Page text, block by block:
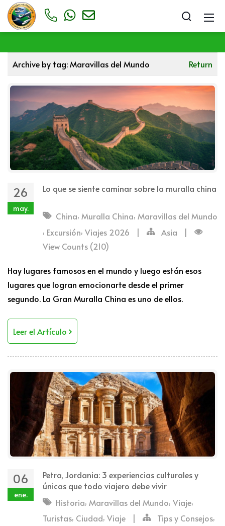
Archive by tag:Maravillas del Mundo Return
26
may.
Lo que se siente caminar sobre la muralla china
China, Muralla China, Maravillas del Mundo
, Excursión, Viajes 2026 | Asia
|
View Counts (210)
Hay lugares famosos en el mundo y luego están esos
lugares que logran emocionarte desde el primer
segundo. La Gran Muralla China es uno de ellos.
Leer el Artículo
06
ene.
Petra, Jordania: 3 experiencias culturales y
únicas que todo viajero debe vivir
Historia, Maravillas del Mundo, Viaje,
Turistas, Ciudad, Viaje | Tips y Consejos,